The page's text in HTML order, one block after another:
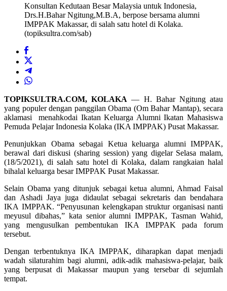
Konsultan Kedutaan Besar Malaysia untuk Indonesia,
Drs.H.Bahar Ngitung,M.B.A, berpose bersama alumni
IMPPAK Makassar, di salah satu hotel di Kolaka.
(topiksultra.com/sab)
TOPIKSULTRA.COM, KOLAKA — H. Bahar Ngitung atau
yang populer dengan panggilan Obama (Om Bahar Mantap), secara
aklamasi menahkodai Ikatan Keluarga Alumni Ikatan Mahasiswa
Pemuda Pelajar Indonesia Kolaka (IKA IMPPAK) Pusat Makassar.
Penunjukkan Obama sebagai Ketua keluarga alumni IMPPAK,
berawal dari diskusi (sharing session) yang digelar Selasa malam,
(18/5/2021), di salah satu hotel di Kolaka, dalam rangkaian halal
bihalal keluarga besar IMPPAK Pusat Makassar.
Selain Obama yang ditunjuk sebagai ketua alumni, Ahmad Faisal
dan Ashadi Jaya juga didaulat sebagai sekretaris dan bendahara
IKA IMPPAK. “Penyusunan kelengkapan struktur organisasi nanti
meyusul dibahas,” kata senior alumni IMPPAK, Tasman Wahid,
yang mengusulkan pembentukan IKA IMPPAK pada forum
tersebut.
Dengan terbentuknya IKA IMPPAK, diharapkan dapat menjadi
wadah silaturahim bagi alumni, adik-adik mahasiswa-pelajar, baik
yang berpusat di Makassar maupun yang tersebar di sejumlah
tempat.